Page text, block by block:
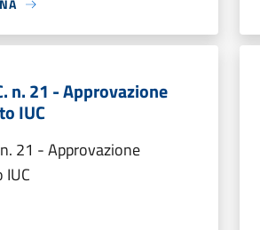
n. 21 - Approvazione
IUC
21 - Approvazione